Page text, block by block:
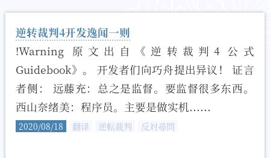
个人运营的游戏&特摄资料站：🌓
联系我☞ 提问箱
逆转裁判4开发逸闻一则
!Warning 原文出自《逆转裁判4 公式
Guidebook》。 开发者们向巧舟提出异议！ 证言
者侧： 远藤充：总之是监督。要监督很多东西。
西山奈绪美：程序员。主要是做实机......
2020/08/18 翻译 逆転裁判 反対尋問